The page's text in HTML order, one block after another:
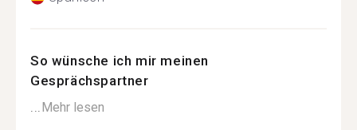
So wünsche ich mir meinen
Gesprächspartner
...Mehr lesen